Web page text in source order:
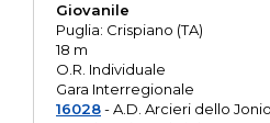
Giovanile
Puglia: Crispiano (TA)
18 m
O.R. Individuale
Gara Interregionale
16028- A.D. Arcieri dello Jonio